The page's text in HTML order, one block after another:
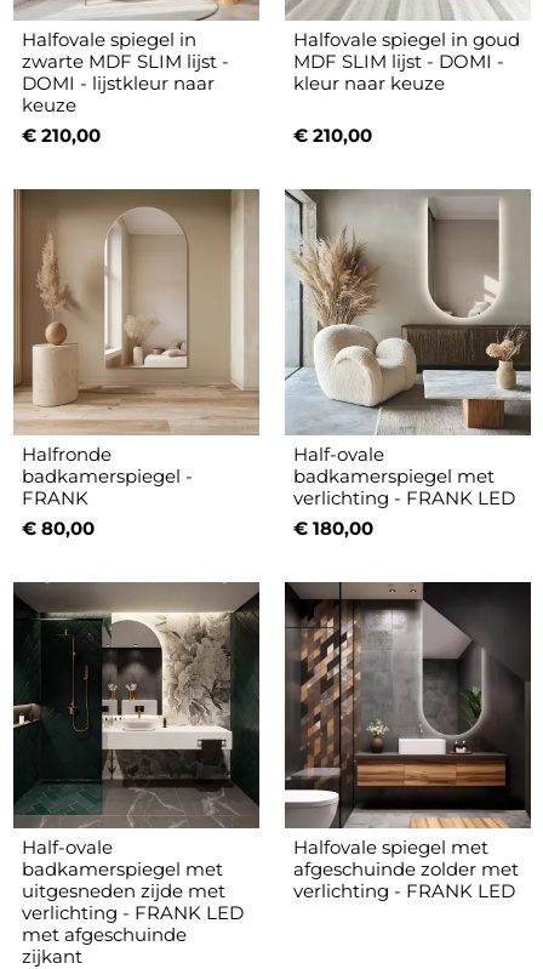
Halfovale spiegel in
zwarte MDF SLIM lijst -
DOMI - lijstkleur naar
keuze
€ 210,00
Halfovale spiegel in goud
MDF SLIM lijst - DOMI -
kleur naar keuze
€ 210,00
Halfronde
badkamerspiegel -
FRANK
€ 80,00
Half-ovale
badkamerspiegel met
verlichting - FRANK LED
€ 180,00
Half-ovale
badkamerspiegel met
uitgesneden zijde met
verlichting - FRANK LED
met afgeschuinde
zijkant
Halfovale spiegel met
afgeschuinde zolder met
verlichting - FRANK LED